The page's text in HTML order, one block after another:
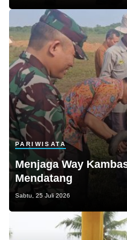
PARIWISATA
Menjaga Way
Mendatang
Sabtu, 25 Juli 2026